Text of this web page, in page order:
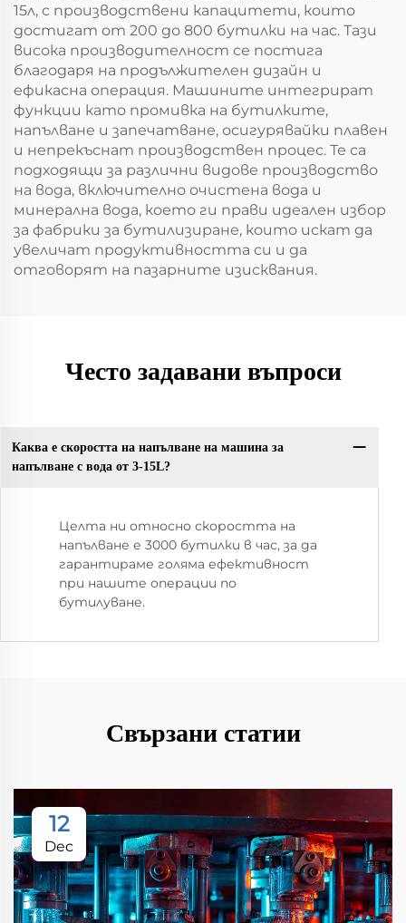
15л, с производствени капацитети, които
достигат от 200 до 800 бутилки на час. Тази
висока производителност се постига
благодаря на продължителен дизайн и
ефикасна операция. Машините интегрират
функции като промивка на бутилките,
напълване и запечатване, осигурявайки плавен
и непрекъснат производствен процес. Те са
подходящи за различни видове производство
на вода, включително очистена вода и
минерална вода, което ги прави идеален избор
за фабрики за бутилизиране, които искат да
увеличат продуктивността си и да
отговорят на пазарните изисквания.
Често задавани въпроси
Каква е скоростта на напълване на машина за
напълване с вода от 3-15L?
Целта ни относно скоростта на
напълване е 3000 бутилки в час, за да
гарантираме голяма ефективност
при нашите операции по
бутилуване.
Свързани статии
12
Dec